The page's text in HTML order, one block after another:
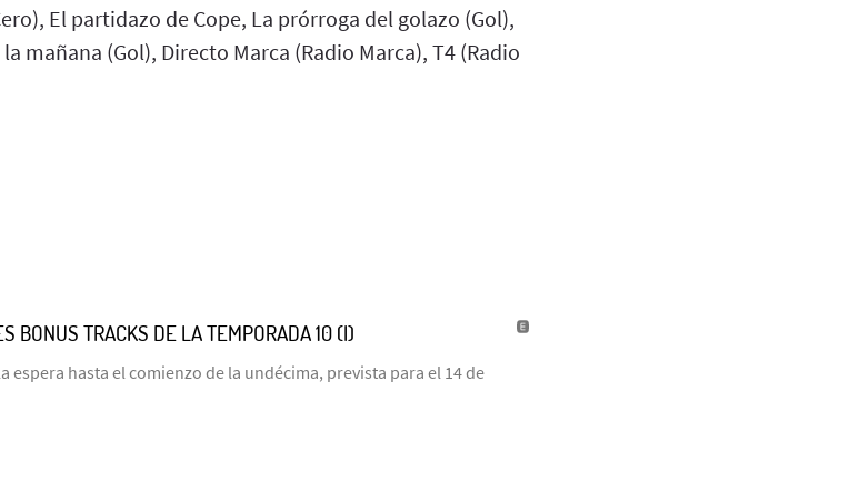
El partidazo de Cope, La prórroga del golazo (Gol),
mañana (Gol), Directo Marca (Radio Marca), T4 (Radio
BONUS TRACKS DE LA TEMPORADA 10 (I)
espera hasta el comienzo de la undécima, prevista para el 14 de